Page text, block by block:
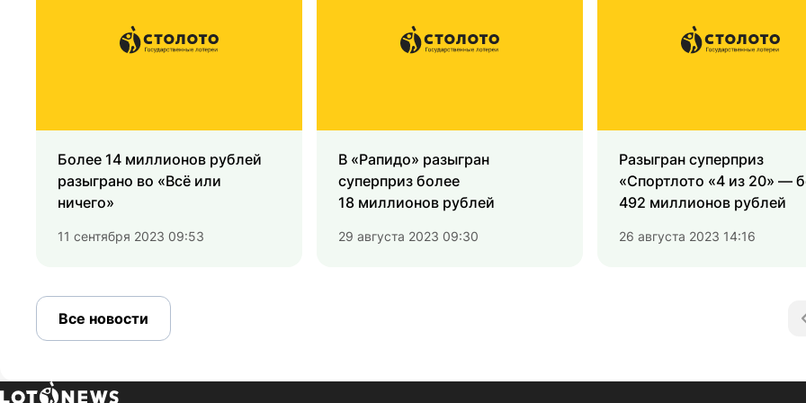
Более 14 миллионов рублей
разыграно во «Всё или
ничего»
11 сентября 2023 09:53
В «Рапидо» разыгран
суперприз более
18 миллионов рублей
29 августа 2023 09:30
Разыгран суперприз
«Спортлото «4 из 20» —
492 миллионов рублей
26 августа 2023 14:16
Все новости